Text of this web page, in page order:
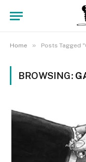
Home » Posts Tagged
BROWSING: